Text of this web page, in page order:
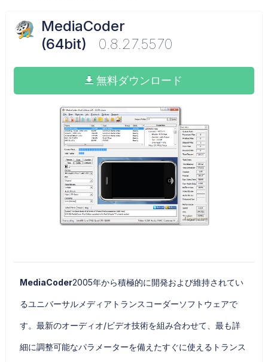
MediaCoder
(64bit)
0.8.27.5570
無料ダウンロード
MediaCoder2005年から積極的に開発および維持されてい
るユニバーサルメディアトランスコーダーソフトウェアで
す。最新のオーディオ/ビデオ技術を組み合わせて、最も詳
細に調整可能なパラメーターを備えたすぐに使えるトランス